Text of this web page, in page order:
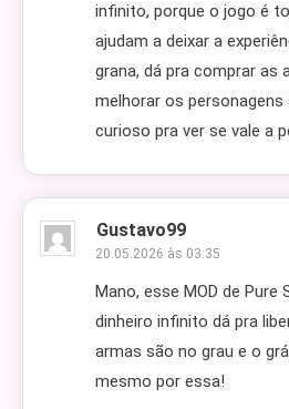
infinito, porque o jogo é
ajudam a deixar a
grana, dá pra comprar as
melhorar os
curioso pra ver se vale a
Gustavo99
20.05.2026 às 03:35
Mano, esse MOD de Pure
dinheiro infinito dá pra
armas são no grau e o
mesmo por essa!